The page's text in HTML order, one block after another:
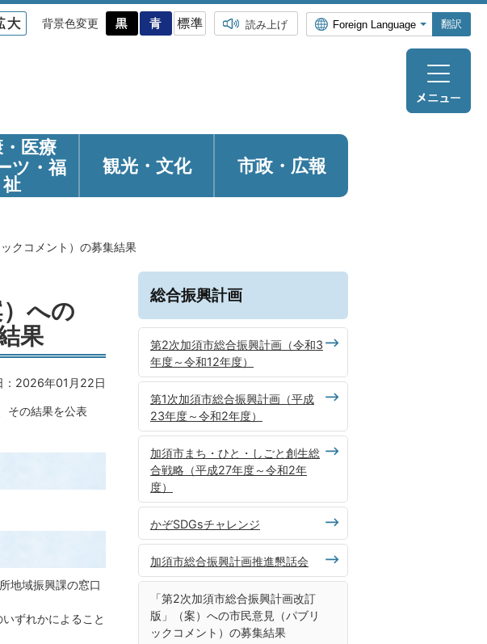
背景色変更 読み上げ 翻訳
医療
ツ・福
祉
観光・ 文化 市政・広報
クコメント）の募集結果
への
果
：2026年01月22日
その結果を公表
地域振興課の窓口
ずれかによること
総合振興計画
第2次加須市総合振興計画（令和3
年度～令和12年度）
第1次加須市総合振興計画（平成
23年度～令和2年度）
加須市まち・ひと・しごと創生総
合戦略（平成27年度～令和2年
度）
かぞSDGsチャレンジ
加須市総合振興計画推進懇話会
「第2次加須市総合振興計画改訂
版」（案）への市民意見（パブリ
ックコメント）の募集結果